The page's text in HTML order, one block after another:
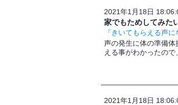
2021年1月18日
家でもためしてみた
『きいてもらえる声
声の発生に体の準備
える事がわかったので
2021年1月18日